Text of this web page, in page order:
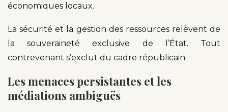
économiques locaux.
La sécurité et la gestion des ressources relèvent de
la souveraineté exclusive de l’État. Tout
contrevenant s’exclut du cadre républicain.
Les menaces persistantes et les
médiations ambiguës